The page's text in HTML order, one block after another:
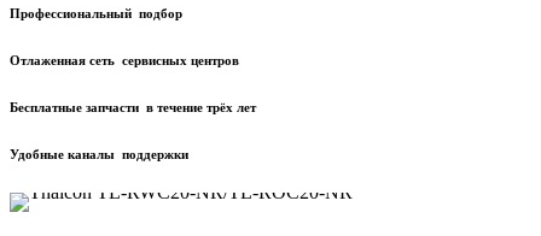
Профессиональный подбор
Отлаженная сеть сервисных центров
Бесплатные запчасти в течение трёх лет
Удобные каналы поддержки